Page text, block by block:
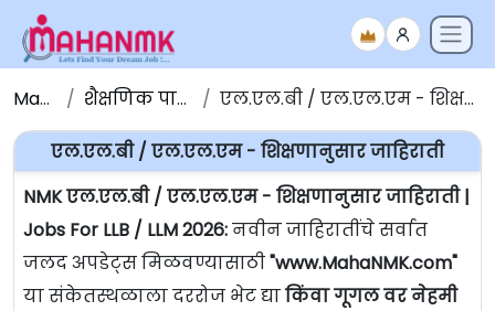
Maha NMK शैक्षणिक पात्रतेनुसार जाहिराती एल.एल.बी / एल.एल.एम - शिक्षणानुसार जाहिराती | Jobs For LLB / LLM
एल.एल.बी / एल.एल.एम - शिक्षणानुसार जाहिराती
NMK एल.एल.बी / एल.एल.एम - शिक्षणानुसार जाहिराती |
Jobs For LLB / LLM 2026:नवीन जाहिरातींचे सर्वात
जलद अपडेट्स मिळवण्यासाठी"www.MahaNMK.com"
या संकेतस्थळाला दररोज भेट द्याकिंवा गूगल वर नेहमी